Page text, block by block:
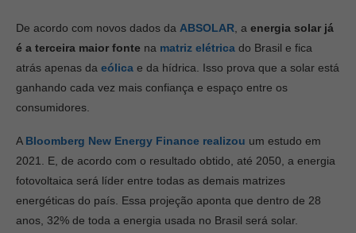
De acordo com novos dados da ABSOLAR , a energia solar já
é a terceira maior fonte na matriz elétrica do Brasil e fica
atrás apenas da eólica e da hídrica. Isso prova que a solar está
ganhando cada vez mais confiança e espaço entre os
consumidores.
A Bloomberg New Energy Finance realizou um estudo em
2021. E, de acordo com o resultado obtido, até 2050, a energia
fotovoltaica será líder entre todas as demais matrizes
energéticas do país. Essa projeção aponta que dentro de 28
anos, 32% de toda a energia usada no Brasil será solar.